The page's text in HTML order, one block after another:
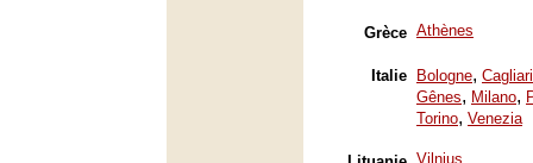
Grèce Athènes
Italie Bologne, Cagliari
Gênes, Milano,
Torino, Venezia
Vilnius